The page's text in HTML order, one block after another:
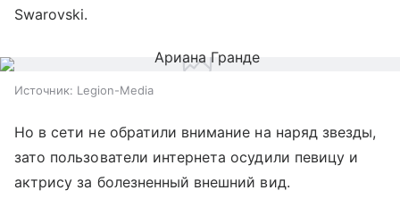
Swarovski.
Источник: Legion-Media
Но в сети не обратили внимание на наряд звезды,
зато пользователи интернета осудили певицу и
актрису за болезненный внешний вид.